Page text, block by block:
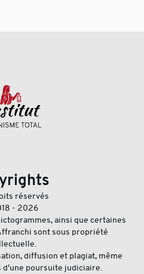
réservés
- 2026
ainsi que certaines
sont sous propriété
diffusion et plagiat, même
d'une poursuite judiciaire.